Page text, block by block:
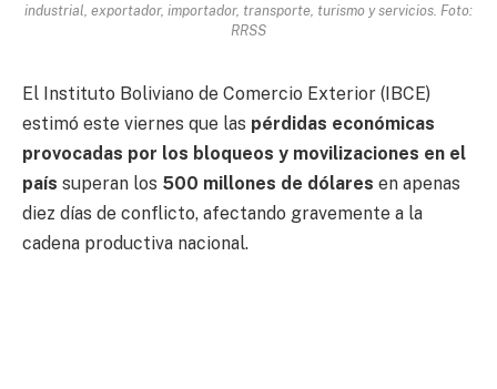
industrial, exportador, importador, transporte, turismo y servicios. Foto:
RRSS
El Instituto Boliviano de Comercio Exterior (IBCE)
estimó este viernes que las pérdidas económicas
provocadas por los bloqueos y movilizaciones en el
país superan los 500 millones de dólares en apenas
diez días de conflicto, afectando gravemente a la
cadena productiva nacional.